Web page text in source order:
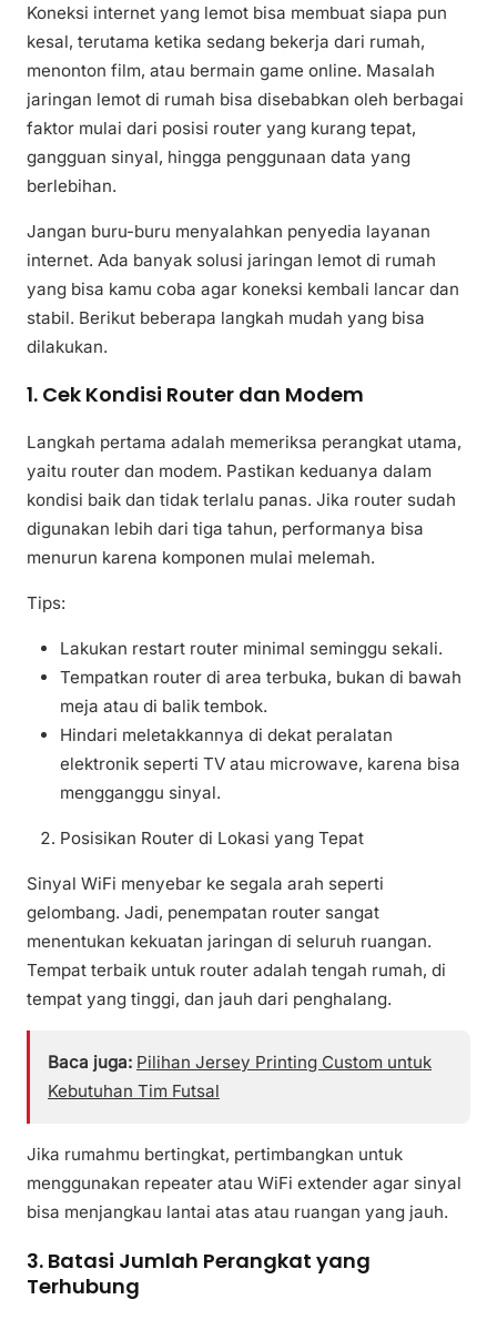
Koneksi internet yang lemot bisa membuat siapa pun
kesal, terutama ketika sedang bekerja dari rumah,
menonton film, atau bermain game online. Masalah
jaringan lemot di rumah bisa disebabkan oleh berbagai
faktor mulai dari posisi router yang kurang tepat,
gangguan sinyal, hingga penggunaan data yang
berlebihan.
Jangan buru-buru menyalahkan penyedia layanan
internet. Ada banyak solusi jaringan lemot di rumah
yang bisa kamu coba agar koneksi kembali lancar dan
stabil. Berikut beberapa langkah mudah yang bisa
dilakukan.
1. Cek Kondisi Router dan Modem
Langkah pertama adalah memeriksa perangkat utama,
yaitu router dan modem. Pastikan keduanya dalam
kondisi baik dan tidak terlalu panas. Jika router sudah
digunakan lebih dari tiga tahun, performanya bisa
menurun karena komponen mulai melemah.
Tips:
Lakukan restart router minimal seminggu sekali.
Tempatkan router di area terbuka, bukan di bawah
meja atau di balik tembok.
Hindari meletakkannya di dekat peralatan
elektronik seperti TV atau microwave, karena bisa
mengganggu sinyal.
Posisikan Router di Lokasi yang Tepat
Sinyal WiFi menyebar ke segala arah seperti
gelombang. Jadi, penempatan router sangat
menentukan kekuatan jaringan di seluruh ruangan.
Tempat terbaik untuk router adalah tengah rumah, di
tempat yang tinggi, dan jauh dari penghalang.
Baca juga: Pilihan Jersey Printing Custom untuk
Kebutuhan Tim Futsal
Jika rumahmu bertingkat, pertimbangkan untuk
menggunakan repeater atau WiFi extender agar sinyal
bisa menjangkau lantai atas atau ruangan yang jauh.
3. Batasi Jumlah Perangkat yang
Terhubung